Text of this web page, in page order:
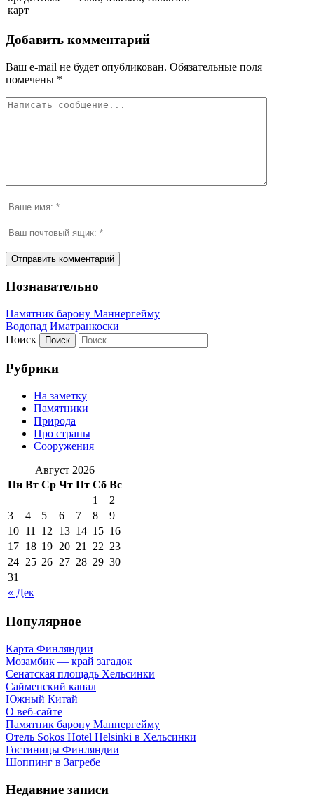
карт
Добавить комментарий
Ваш e-mail не будет опубликован. Обязательные поля
помечены *
Познавательно
Памятник барону Маннергейму
Водопад Иматранкоски
Поиск
Рубрики
На заметку
Памятники
Природа
Про страны
Сооружения
Август 2026
Пн Вт Ср Чт Пт Сб Вс
« Дек
1
2
3
4 5 6 7 8
9
10 11 12 13 14 15 16
17 18 19 20 21 22 23
24 25 26 27 28 29 30
31
Популярное
Карта Финляндии
Мозамбик — край загадок
Сенатская площадь Хельсинки
Сайменский канал
Южный Китай
О веб-сайте
Памятник барону Маннергейму
Отель Sokos Hotel Helsinki в Хельсинки
Гостиницы Финляндии
Шоппинг в Загребе
Недавние записи